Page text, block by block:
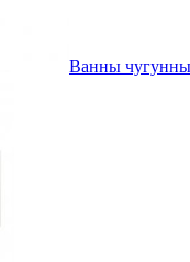
Ванны